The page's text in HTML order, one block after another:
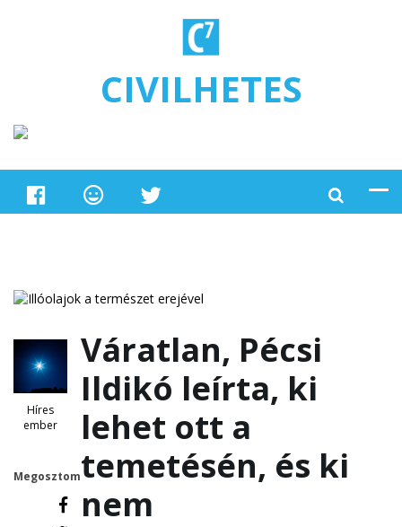
CIVILHETES
Híres
ember
Megosztom
Váratlan, Pécsi
Ildikó leírta, ki
lehet ott a
temetésén, és ki
nem